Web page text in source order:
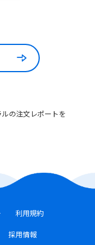
の注文レポートを
利用規約
採用情報